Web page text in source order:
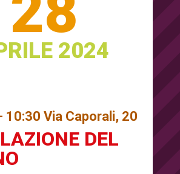
2024
10:30 Via Caporali, 20
DEL